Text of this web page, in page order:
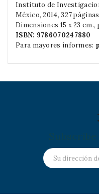
Instituto de
México, 2014, 327
Dimensiones 15 x 23 cm.,
ISBN: 9786070247880
Para mayores informes: